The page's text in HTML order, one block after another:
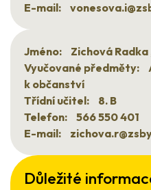
Důležité
E-mail:
Jméno:
Zichová Radka
Vyučované předměty:
k občanství
Třídní učitel:
8. B
Telefon:
566 550 401
E-mail: